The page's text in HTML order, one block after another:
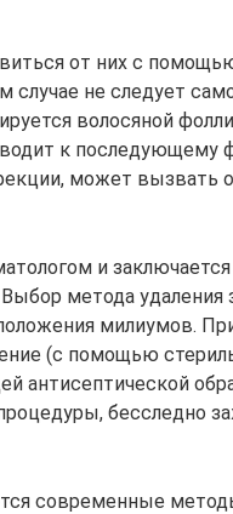
от них с
не следует
волосяной
к
может вызвать
и
метода удаления
милиумов.
(с помощью
антисептической
бесследно
современные